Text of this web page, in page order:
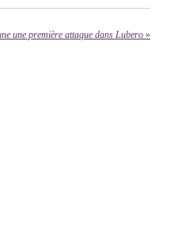
une première attaque dans Lubero »